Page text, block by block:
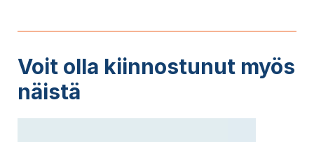
Voit olla kiinnostunut myös
näistä